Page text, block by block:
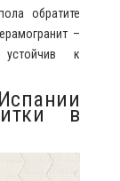
обратите
–
к
в